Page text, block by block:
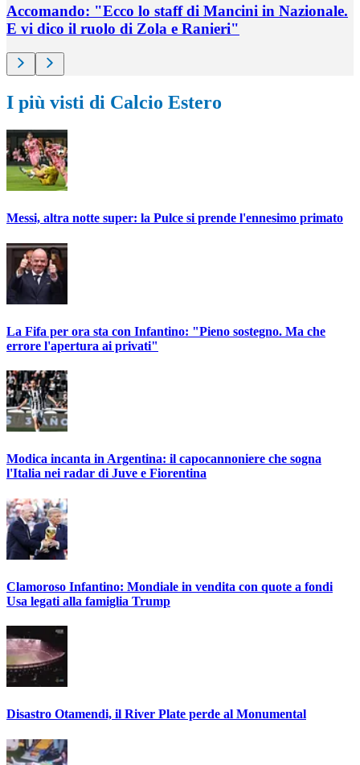
Accomando: "Ecco lo staff di Mancini in Nazionale.
E vi dico il ruolo di Zola e Ranieri"
I più visti di Calcio Estero
Messi, altra notte super: la Pulce si prende l'ennesimo primato
La Fifa per ora sta con Infantino: "Pieno sostegno. Ma che
errore l'apertura ai privati"
Modica incanta in Argentina: il capocannoniere che sogna
l'Italia nei radar di Juve e Fiorentina
Clamoroso Infantino: Mondiale in vendita con quote a fondi
Usa legati alla famiglia Trump
Disastro Otamendi, il River Plate perde al Monumental